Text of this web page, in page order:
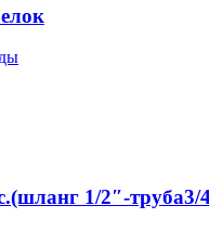
1/2″-труба3/